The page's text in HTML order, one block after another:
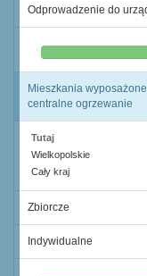
Odprowadzenie do
0,0%
Mieszkania
centralne ogrzewanie
Tutaj
Wielkopolskie
Cały kraj
Zbiorcze
Indywidualne